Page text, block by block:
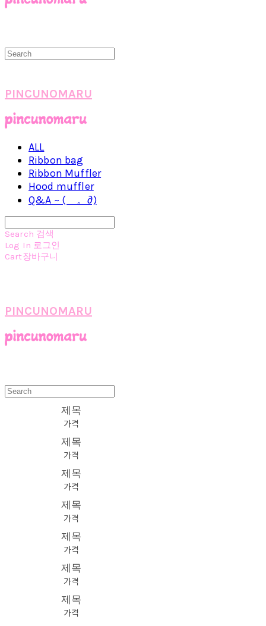
PINCUNOMARU
ALL
Ribbon bag
Ribbon Muffler
Hood muffler
Q&A ~ (ゝ。∂)
Search 검색
Log In 로그인
Cart장바구니
PINCUNOMARU
제목
가격
제목
가격
제목
가격
제목
가격
제목
가격
제목
가격
제목
가격